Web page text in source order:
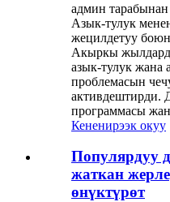
админ
Азык-тулук
жецилдетуу
Акыркы
азык-тулук жана
проблемасын
активдештирди.
программасы
Кененирээк окуу
Популярдуу
жаткан
өнүктүрөт